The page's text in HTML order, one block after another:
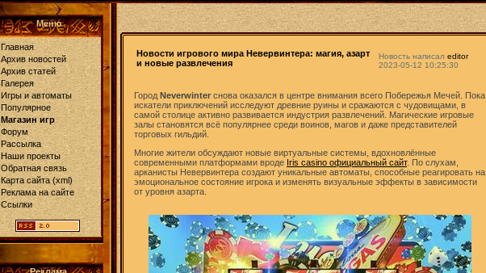
Меню
Главная
Архив новостей
Архив статей
Галерея
Игры и автоматы
Популярное
Магазин игр
Форум
Рассылка
Наши проекты
Обратная связь
Карта сайта(xml)
Реклама на сайте
Ссылки
Новости игрового мира Невервинтера: магия, азарт
и новые развлечения
Новость написал editor
2023-05-12 10:25:30
Город Neverwinter снова оказался в центре внимания всего Побережья Мечей. Пока
искатели приключений исследуют древние руины и сражаются с чудовищами, в
самой столице активно развивается индустрия развлечений. Магические игровые
залы становятся всё популярнее среди воинов, магов и даже представителей
торговых гильдий.
Многие жители обсуждают новые виртуальные системы, вдохновлённые
современными платформами вроде Iris casino официальный сайт. По слухам,
арканисты Невервинтера создают уникальные автоматы, способные реагировать на
эмоциональное состояние игрока и изменять визуальные эффекты в зависимости
от уровня азарта.